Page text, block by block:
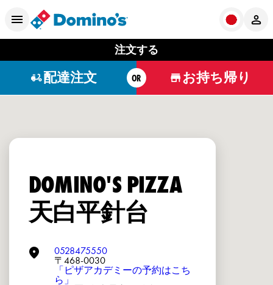
注文する
配達注文 OR お持ち帰り
DOMINO'S PIZZA
天白平針台
0528475550
〒468-0030
「ピザアカデミーの予約はこち
ら」